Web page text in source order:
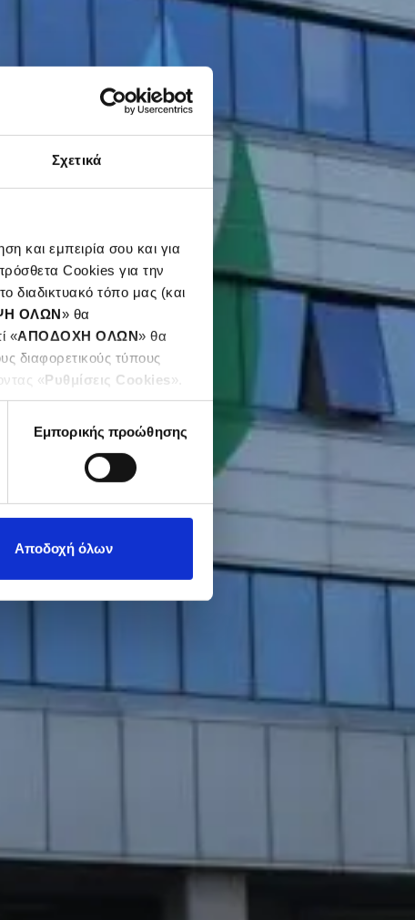
Σχετικά
και εμπειρία σου και για
Cookies για την
διαδικτυακό τόπο μας (και
ΟΛΩΝ» θα
«ΑΠΟΔΟΧΗ ΟΛΩΝ» θα
διαφορετικούς τύπους
«Ρυθμίσεις Cookies».
Εμπορικής προώθησης
Αποδοχή όλων